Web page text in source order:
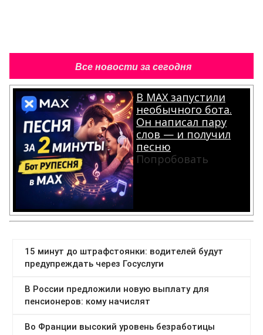
Все новости за сегодня
В MAX запустили
необычного бота.
Он написал пару
слов — и получил
песню
Попробовать